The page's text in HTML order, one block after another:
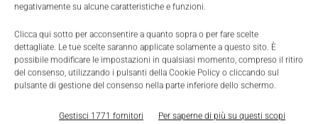
negativamente su alcune caratteristiche e funzioni.
Clicca qui sotto per acconsentire a quanto sopra o per fare scelte
dettagliate. Le tue scelte saranno applicate solamente a questo sito. È
possibile modificare le impostazioni in qualsiasi momento, compreso il ritiro
del consenso, utilizzando i pulsanti della Cookie Policy o cliccando sul
pulsante di gestione del consenso nella parte inferiore dello schermo.
Gestisci 1771 fornitori Per saperne di più su questi scopi
Unendo ingegno umano e precisione di alto livello
dell'automazione robotica, Universal Robots intende
continuare a trasformare l'automazione in tutto il
mondo. Un cobot alla volta.
cobot Robotica Universal Robots